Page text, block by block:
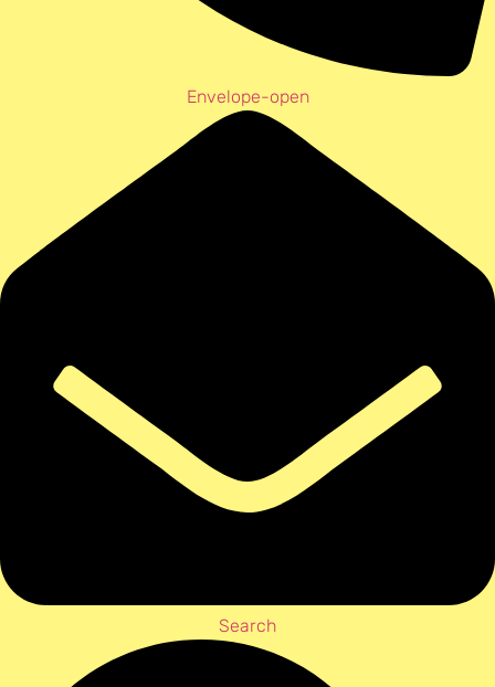
Envelope-open
Search